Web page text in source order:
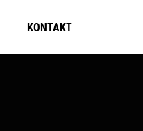
KONTAKT